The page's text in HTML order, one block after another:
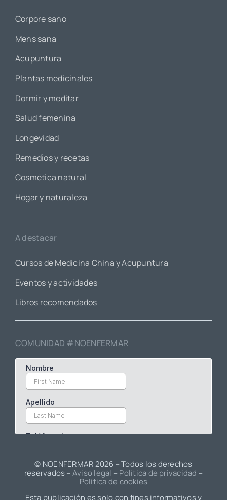
Corpore sano
Mens sana
Acupuntura
Plantas medicinales
Dormir y meditar
Salud femenina
Longevidad
Remedios y recetas
Cosmética natural
Hogar y naturaleza
A destacar
Cursos de Medicina China y Acupuntura
Eventos y actividades
Libros recomendados
COMUNIDAD #NOENFERMAR
© NOENFERMAR2026 – Todos los derechos
reservados – Aviso legal – Política de privacidad –
Política de cookies
Esta publicación es solo con fines informativos y